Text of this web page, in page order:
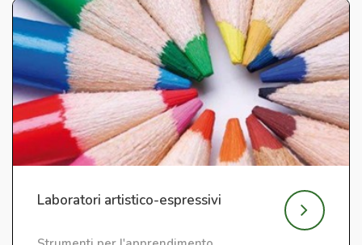
Laboratori artistico-espressivi